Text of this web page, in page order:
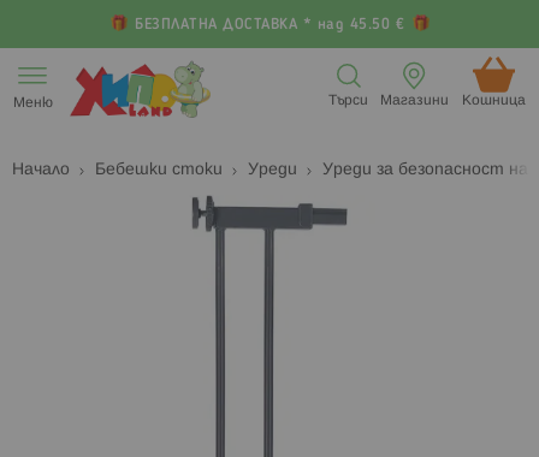
БЕЗПЛАТНА ДОСТАВКА * над 45.50 €
към
съдържанието
Меню Кошница (
Магазини
Търси
Начало Бебешки стоки Уреди Уреди за безопасност